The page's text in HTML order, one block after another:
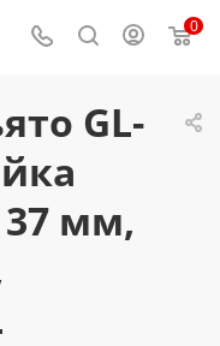
0
GL-
37 мм,